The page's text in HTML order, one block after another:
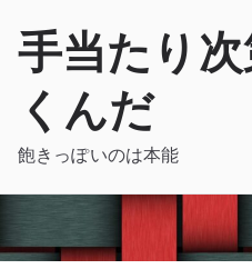
手当たり
くんだ
飽きっぽいのは本能